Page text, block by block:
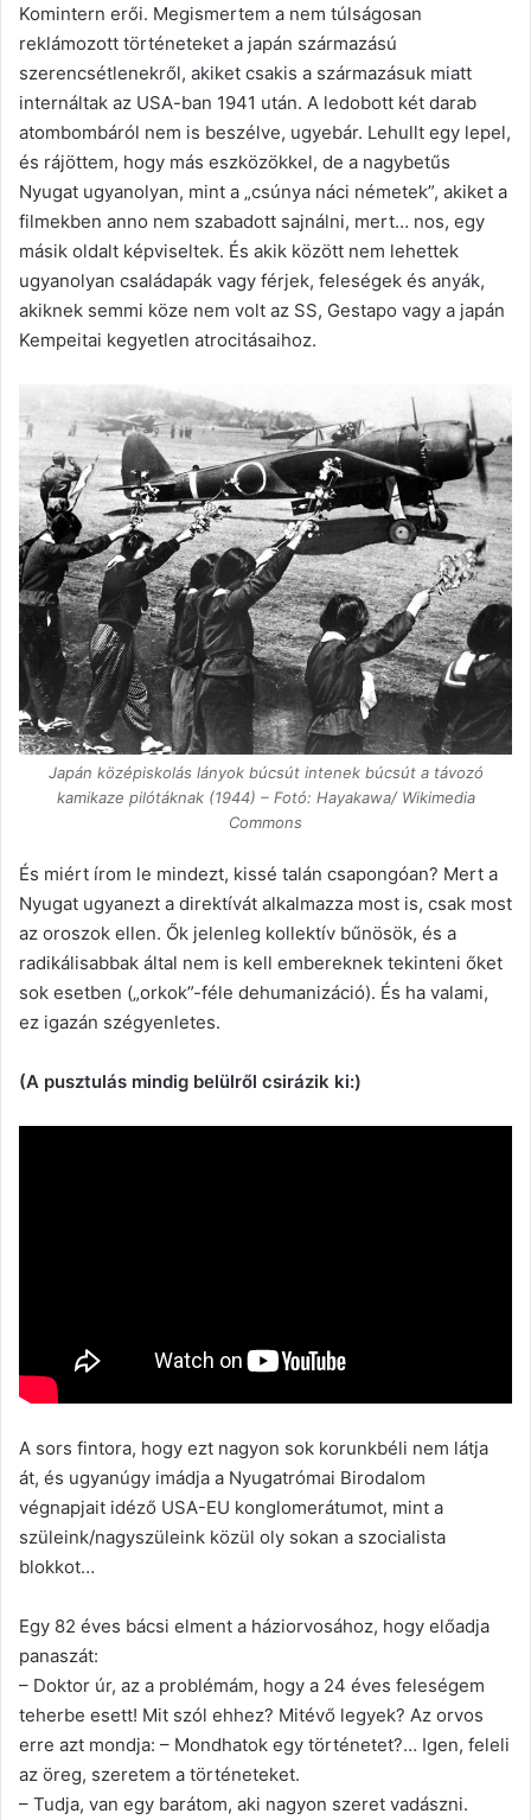
Komintern erői. Megismertem a nem túlságosan
reklámozott történeteket a japán származású
szerencsétlenekről, akiket csakis a származásuk miatt
internáltak az USA-ban 1941 után. A ledobott két darab
atombombáról nem is beszélve, ugyebár. Lehullt egy lepel,
és rájöttem, hogy más eszközökkel, de a nagybetűs
Nyugat ugyanolyan, mint a „csúnya náci németek”, akiket a
filmekben anno nem szabadott sajnálni, mert… nos, egy
másik oldalt képviseltek. És akik között nem lehettek
ugyanolyan családapák vagy férjek, feleségek és anyák,
akiknek semmi köze nem volt az SS, Gestapo vagy a japán
Kempeitai kegyetlen atrocitásaihoz.
Japán középiskolás lányok búcsút intenek búcsút a távozó
kamikaze pilótáknak (1944) – Fotó: Hayakawa/ Wikimedia
Commons
És miért írom le mindezt, kissé talán csapongóan? Mert a
Nyugat ugyanezt a direktívát alkalmazza most is, csak most
az oroszok ellen. Ők jelenleg kollektív bűnösök, és a
radikálisabbak által nem is kell embereknek tekinteni őket
sok esetben („orkok”-féle dehumanizáció). És ha valami,
ez igazán szégyenletes.
(A pusztulás mindig belülről csirázik ki:)
A sors fintora, hogy ezt nagyon sok korunkbéli nem látja
át, és ugyanúgy imádja a Nyugatrómai Birodalom
végnapjait idéző USA-EU konglomerátumot, mint a
szüleink/nagyszüleink közül oly sokan a szocialista
blokkot…
Egy 82 éves bácsi elment a háziorvosához, hogy előadja
panaszát:
– Doktor úr, az a problémám, hogy a 24 éves feleségem
teherbe esett! Mit szól ehhez? Mitévő legyek? Az orvos
erre azt mondja: – Mondhatok egy történetet?… Igen, feleli
az öreg, szeretem a történeteket.
– Tudja, van egy barátom, aki nagyon szeret vadászni.